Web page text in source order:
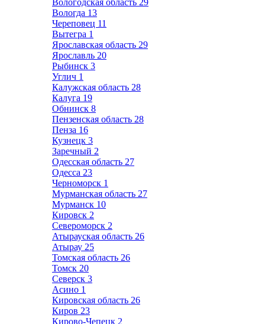
Вологодская область 29
Вологда 13
Череповец 11
Вытегра 1
Ярославская область 29
Ярославль 20
Рыбинск 3
Углич 1
Калужская область 28
Калуга 19
Обнинск 8
Пензенская область 28
Пенза 16
Кузнецк 3
Заречный 2
Одесская область 27
Одесса 23
Черноморск 1
Мурманская область 27
Мурманск 10
Кировск 2
Североморск 2
Атырауская область 26
Атырау 25
Томская область 26
Томск 20
Северск 3
Асино 1
Кировская область 26
Киров 23
Кирово-Чепецк 2